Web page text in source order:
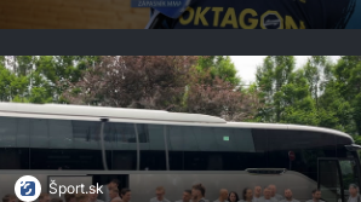
Šport.sk